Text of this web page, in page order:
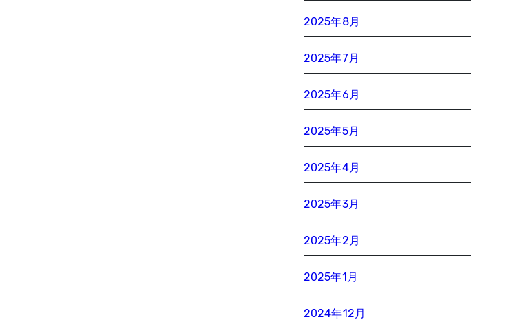
2025年8月
2025年7月
2025年6月
2025年5月
2025年4月
2025年3月
2025年2月
2025年1月
2024年12月